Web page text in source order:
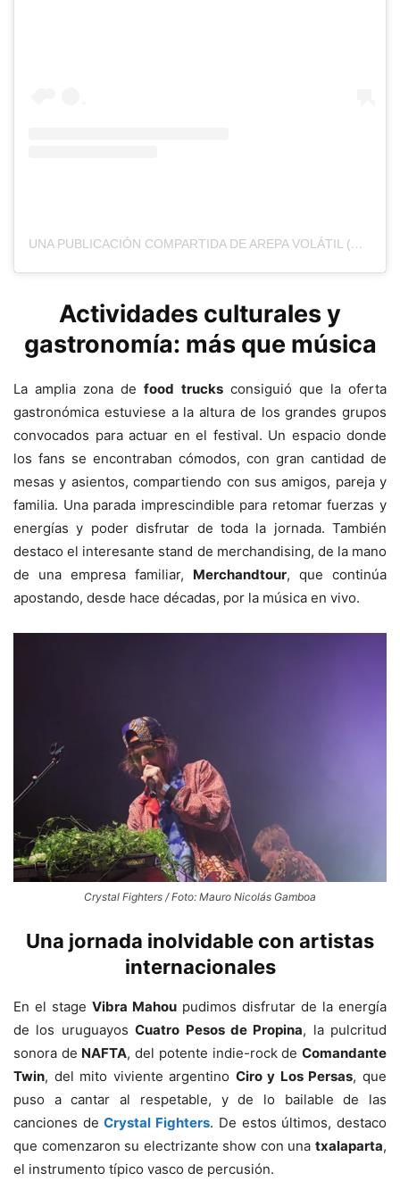
UNA PUBLICACIÓN COMPARTIDA DE AREPA VOLÁTIL (@AREPAVOLATIL)
Actividades culturales y
gastronomía: más que música
La amplia zona defood trucksconsiguió que la oferta
gastronómica estuviese a la altura de los grandes grupos
convocados para actuar en el festival. Un espacio donde
los fans se encontraban cómodos, con gran cantidad de
mesas y asientos, compartiendo con sus amigos, pareja y
familia. Una parada imprescindible para retomar fuerzas y
energías y poder disfrutar de toda la jornada. También
destaco el interesante stand de merchandising, de la mano
de una empresa familiar, Merchandtour, que continúa
apostando, desde hace décadas, por la música en vivo.
Crystal Fighters / Foto: Mauro Nicolás Gamboa
Una jornada inolvidable con artistas
internacionales
En el stage Vibra Mahou pudimos disfrutar de la energía
de los uruguayosCuatro Pesos de Propina, la pulcritud
sonora de NAFTA, del potente indie-rock deComandante
Twin, del mito viviente argentino Ciro y Los Persas, que
puso a cantar al respetable, y de lo bailable de las
canciones deCrystal Fighters. De estos últimos, destaco
que comenzaron su electrizante show con una txalaparta,
el instrumento típico vasco de percusión.